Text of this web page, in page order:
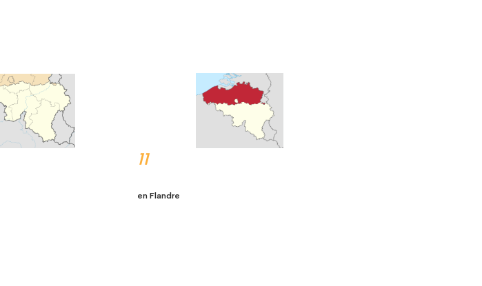
11
en Flandre